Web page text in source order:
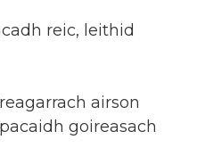
reic, leithid
airson
goireasach